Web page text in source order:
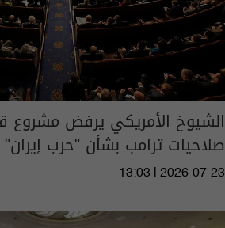
الشيوخ الأمريكي يرفض مشروع
صلاحيات ترامب بشأن "حرب إيران"
13:03 | 2026-07-23